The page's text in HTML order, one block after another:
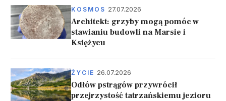
KOSMOS 27.07.2026
Architekt: grzyby mogą pomóc w
stawianiu budowli na Marsie i
Księżycu
ŻYCIE 26.07.2026
Odłów pstrągów przywrócił
przejrzystość tatrzańskiemu jezioru